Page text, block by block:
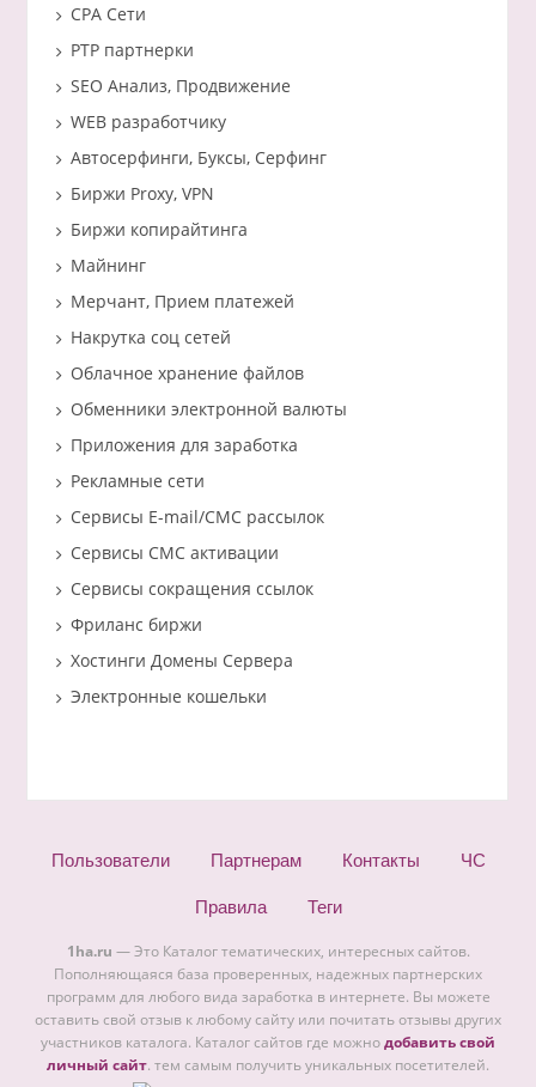
CPA Сети
PTP партнерки
SEO Анализ, Продвижение
WEB разработчику
Автосерфинги, Буксы, Серфинг
Биржи Proxy, VPN
Биржи копирайтинга
Майнинг
Мерчант, Прием платежей
Накрутка соц сетей
Облачное хранение файлов
Обменники электронной валюты
Приложения для заработка
Рекламные сети
Сервисы E-mail/СМС рассылок
Сервисы СМС активации
Сервисы сокращения ссылок
Фриланс биржи
Хостинги Домены Сервера
Электронные кошельки
Пользователи Партнерам Контакты ЧС
Правила Теги
1ha.ru — Это Каталог тематических, интересных сайтов.
Пополняющаяся база проверенных, надежных партнерских
программ для любого вида заработка в интернете. Вы можете
оставить свой отзыв к любому сайту или почитать отзывы других
участников каталога. Каталог сайтов где можнодобавить свой
личный сайт. тем самым получить уникальных посетителей.